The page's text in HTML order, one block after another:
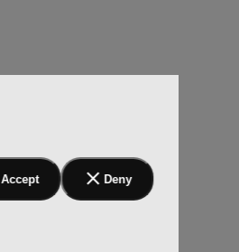
Accept Deny